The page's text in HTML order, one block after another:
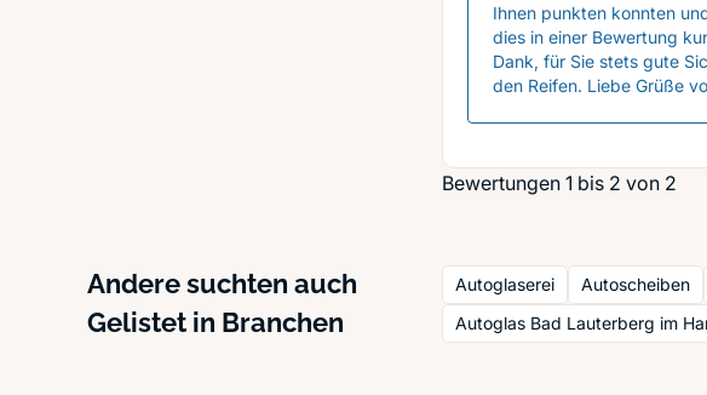
Ihnen punkten konnten
dies in einer Bewertung
Dank, für Sie stets gute
den Reifen. Liebe Grüße
Bewertungen 1 bis 2 von 2
Andere suchten auch Autoglaserei Autoscheiben
Gelistet in Branchen Autoglas Bad Lauterberg im